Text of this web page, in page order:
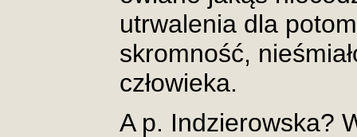
utrwalenia dla
skromność,
człowieka.
A p. Indzierowska?